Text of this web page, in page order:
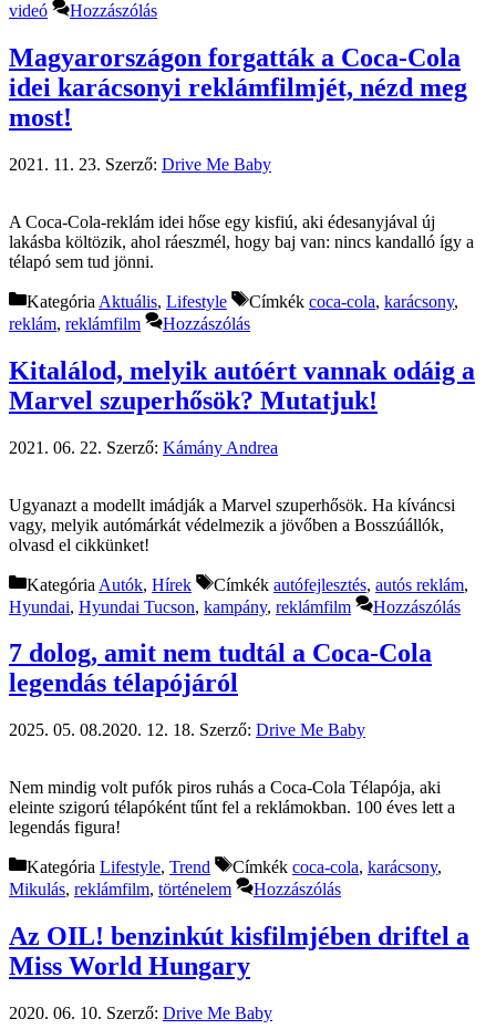
videó
Hozzászólás
Magyarországon forgatták a Coca-Cola
idei karácsonyi reklámfilmjét, nézd meg
most!
2021. 11. 23. Szerző: Drive Me Baby
A Coca-Cola-reklám idei hőse egy kisfiú, aki édesanyjával új
lakásba költözik, ahol ráeszmél, hogy baj van: nincs kandalló így a
télapó sem tud jönni.
Kategória Aktuális, Lifestyle Címkék coca-cola, karácsony,
reklám, reklámfilm Hozzászólás
Kitalálod, melyik autóért vannak odáig a
Marvel szuperhősök? Mutatjuk!
2021. 06. 22. Szerző: Kámány Andrea
Ugyanazt a modellt imádják a Marvel szuperhősök. Ha kíváncsi
vagy, melyik autómárkát védelmezik a jövőben a Bosszúállók,
olvasd el cikkünket!
Kategória Autók, Hírek Címkék autófejlesztés, autós reklám,
Hyundai, Hyundai Tucson, kampány, reklámfilm Hozzászólás
7 dolog, amit nem tudtál a Coca-Cola
legendás télapójáról
2025. 05. 08.2020. 12. 18. Szerző: Drive Me Baby
Nem mindig volt pufók piros ruhás a Coca-Cola Télapója, aki
eleinte szigorú télapóként tűnt fel a reklámokban. 100 éves lett a
legendás figura!
Kategória Lifestyle, Trend Címkék coca-cola, karácsony,
Mikulás, reklámfilm, történelem Hozzászólás
Az OIL! benzinkút kisfilmjében driftel a
Miss World Hungary
2020. 06. 10. Szerző: Drive Me Baby